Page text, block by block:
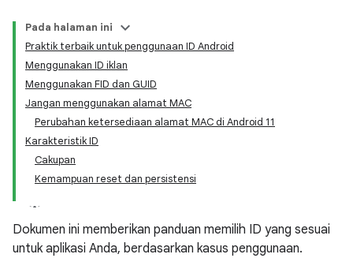
Pada halaman ini
Praktik terbaik untuk penggunaan ID Android
Menggunakan ID iklan
Menggunakan FID dan GUID
Jangan menggunakan alamat MAC
Perubahan ketersediaan alamat MAC di Android 11
Karakteristik ID
Cakupan
Kemampuan reset dan persistensi
Dokumen ini memberikan panduan memilih ID yang sesuai
untuk aplikasi Anda, berdasarkan kasus penggunaan.